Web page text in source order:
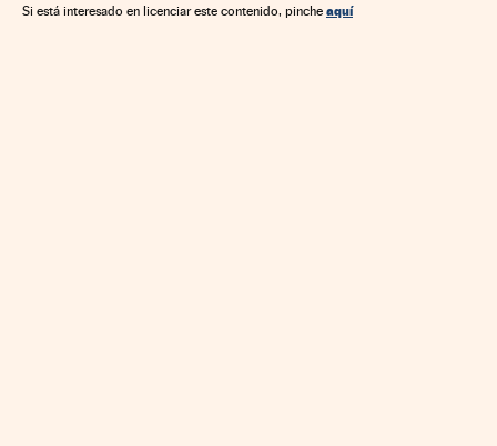
Si está interesado en licenciar este contenido, pinche aquí